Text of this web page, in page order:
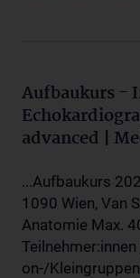
Aufbaukurs -
advanced |
...Aufbaukurs
1090 Wien, Van
Anatomie Max.
on-/